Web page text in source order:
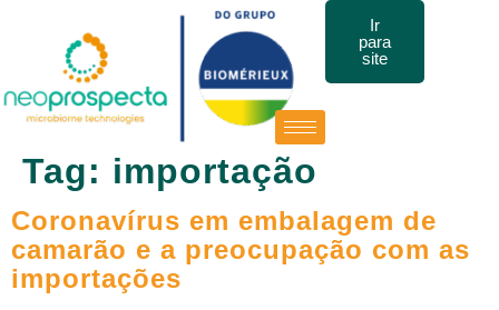
Ir
para
site
Tag: importação
Coronavírus em embalagem de
camarão e a preocupação com as
importações